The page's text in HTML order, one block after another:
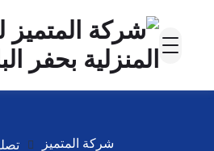
شركة المتميز